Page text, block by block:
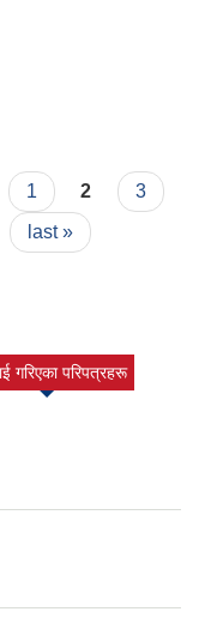
1 2
3
last »
गरिएका परिपत्रहरू